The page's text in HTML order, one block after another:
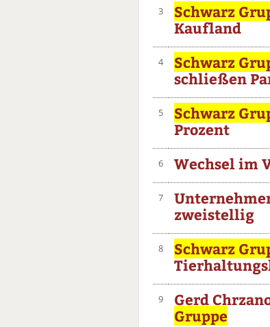
3 Schwarz
Kaufland
4 Schwarz
schließen
5 Schwarz
Prozent
6 Wechsel im
7
zweistellig
8 Schwarz
9 Gerd
Gruppe